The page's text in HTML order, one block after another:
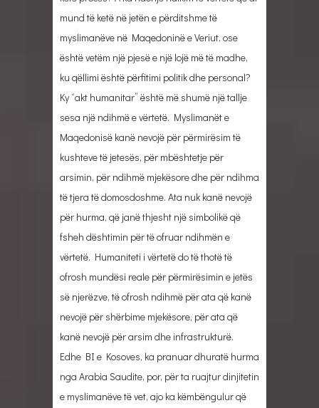
mund të ketë në jetën e përditshme të
myslimanëve në Maqedoninë e Veriut, ose
është vetëm një pjesë e një lojë më të madhe,
ku qëllimi është përfitimi politik dhe personal?
Ky “akt humanitar” është më shumë një tallje
sesa një ndihmë e vërtetë. Myslimanët e
Maqedonisë kanë nevojë për përmirësim të
kushteve të jetesës, për mbështetje për
arsimin, për ndihmë mjekësore dhe për ndihma
të tjera të domosdoshme. Ata nuk kanë nevojë
për hurma, që janë thjesht një simbolikë që
fsheh dështimin për të ofruar ndihmën e
vërtetë. Humaniteti i vërtetë do të thotë të
ofrosh mundësi reale për përmirësimin e jetës
së njerëzve, të ofrosh ndihmë për ata që kanë
nevojë për shërbime mjekësore, për ata që
kanë nevojë për arsim dhe infrastrukturë.
Edhe BI e Kosoves, ka pranuar dhuratë hurma
nga Arabia Saudite, por, për ta ruajtur dinjitetin
e myslimanëve të vet, ajo ka këmbëngulur që